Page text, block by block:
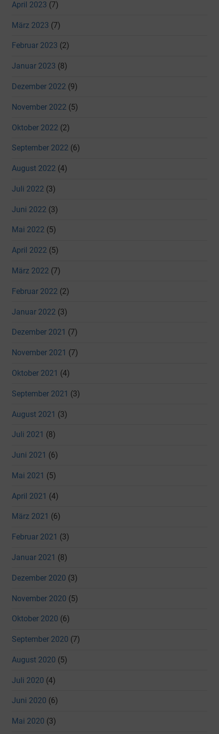
April 2023 (7)
März 2023 (7)
Februar 2023 (2)
Januar 2023 (8)
Dezember 2022 (9)
November 2022 (5)
Oktober 2022 (2)
September 2022 (6)
August 2022 (4)
Juli 2022 (3)
Juni 2022 (3)
Mai 2022 (5)
April 2022 (5)
März 2022 (7)
Februar 2022 (2)
Januar 2022 (3)
Dezember 2021 (7)
November 2021 (7)
Oktober 2021 (4)
September 2021 (3)
August 2021 (3)
Juli 2021 (8)
Juni 2021 (6)
Mai 2021 (5)
April 2021 (4)
März 2021 (6)
Februar 2021 (3)
Januar 2021 (8)
Dezember 2020 (3)
November 2020 (5)
Oktober 2020 (6)
September 2020 (7)
August 2020 (5)
Juli 2020 (4)
Juni 2020 (6)
Mai 2020 (3)